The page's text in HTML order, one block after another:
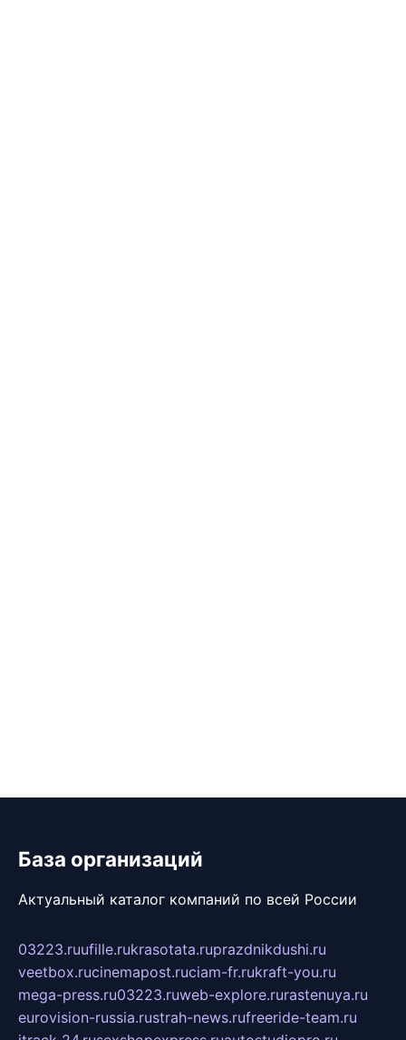
База организаций
Актуальный каталог компаний по всей России
03223.ruufille.rukrasotata.ruprazdnikdushi.ru
veetbox.rucinemapost.ruciam-fr.rukraft-you.ru
mega-press.ru03223.ruweb-explore.rurastenuya.ru
eurovision-russia.rustrah-news.rufreeride-team.ru